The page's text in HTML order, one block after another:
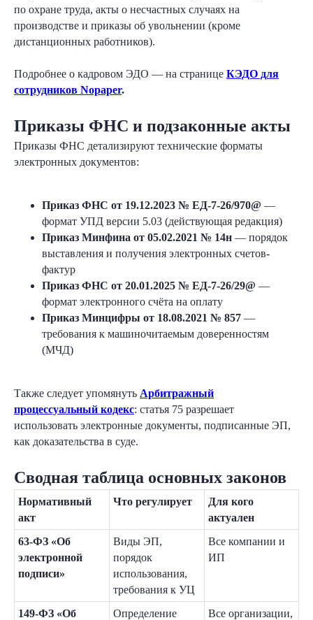
по охране труда, акты о несчастных случаях на
производстве и приказы об увольнении (кроме
дистанционных работников).
Подробнее о кадровом ЭДО — на странице КЭДО для
сотрудников Nopaper.
Приказы ФНС и подзаконные акты
Приказы ФНС детализируют технические форматы
электронных документов:
Приказ ФНС от 19.12.2023 № ЕД-7-26/970@ —
формат УПД версии 5.03 (действующая редакция)
Приказ Минфина от 05.02.2021 № 14н — порядок
выставления и получения электронных счетов-
фактур
Приказ ФНС от 20.01.2025 № ЕД-7-26/29@ —
формат электронного счёта на оплату
Приказ Минцифры от 18.08.2021 № 857 —
требования к машиночитаемым доверенностям
(МЧД)
Также следует упомянуть Арбитражный
процессуальный кодекс: статья 75 разрешает
использовать электронные документы, подписанные ЭП,
как доказательства в суде.
Сводная таблица основных законов
Нормативный
акт
Что регулирует
Для кого
актуален
63-ФЗ «Об
электронной
подписи»
Виды ЭП,
порядок
использования,
требования к УЦ
Все компании и
ИП
149-ФЗ «Об
Определение
Все организации,